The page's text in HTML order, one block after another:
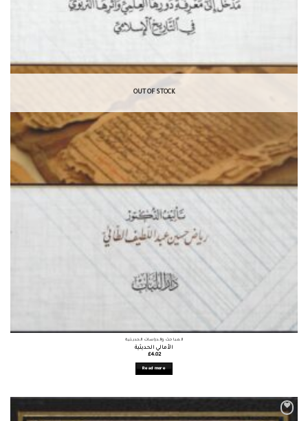
OUT OF STOCK
المباحث والدراسات الحديثية
الأمالي الحديثية
£4.02
Read more